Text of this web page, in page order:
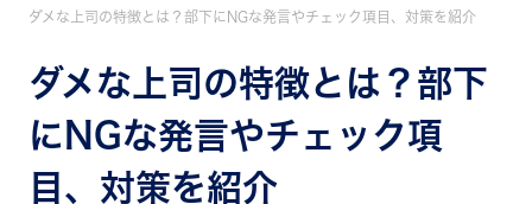
ダメな上司の特徴とは？部下にNGな発言やチェック項目、対策を紹介
ダメな上司の特徴とは？部下
にNGな発言やチェック項
目、対策を紹介